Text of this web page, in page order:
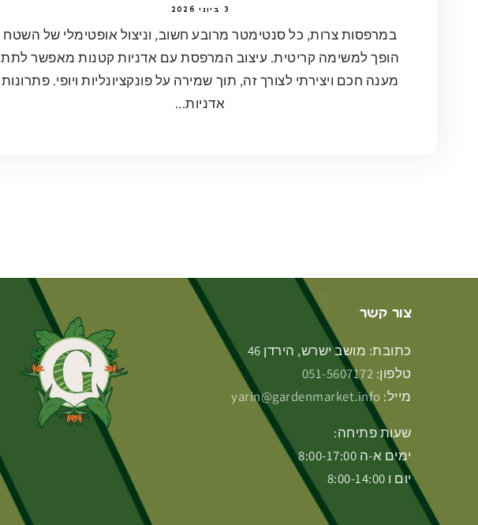
3 ביוני 2026
במרפסות צרות, כל סנטימטר מרובע חשוב, וניצול אופטימלי של השטח
הופך למשימה קריטית. עיצוב המרפסת עם אדניות קטנות מאפשר לתת
מענה חכם ויצירתי לצורך זה, תוך שמירה על פונקציונליות ויופי. פתרונות
אדניות...
צור קשר
כתובת: מושב ישרש, הירדן 46
טלפון: 051-5607172
מייל: yarin@gardenmarket.info
שעות פתיחה:
ימים א-ה 8:00-17:00
יום ו 8:00-14:00